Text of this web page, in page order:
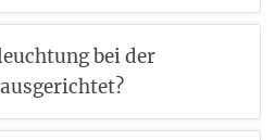
bei der